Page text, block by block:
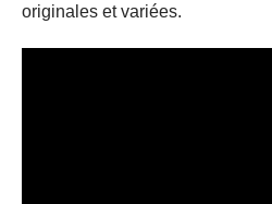
originales et variées.